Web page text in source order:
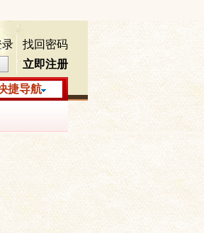
录
找回密码
立即注册
捷导航